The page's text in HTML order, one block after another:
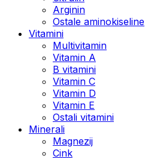
Arginin
Ostale aminokiseline
Vitamini
Multivitamin
Vitamin A
B vitamini
Vitamin C
Vitamin D
Vitamin E
Ostali vitamini
Minerali
Magnezij
Cink